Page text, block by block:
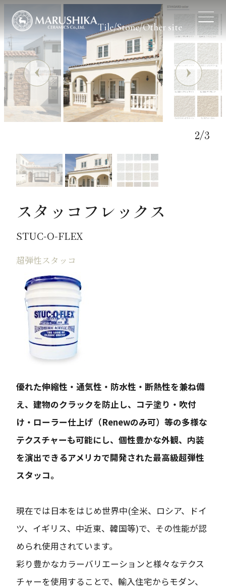
Tile/Stone/Other site
企業サイトはこちら
屋根材サイトはこちら
2/3
スタッコフレックス
STUC-O-FLEX
超弾性スタッコ
優れた伸縮性・通気性・防水性・断熱性を兼ね備
え、建物のクラックを防止し、コテ塗り・吹付
け・ローラー仕上げ（Renewのみ可）等の多様な
テクスチャーも可能にし、個性豊かな外観、内装
を演出できるアメリカで開発された最高級超弾性
スタッコ。
現在では日本をはじめ世界中(全米、ロシア、ドイ
ツ、イギリス、中近東、韓国等)で、その性能が認
められ使用されています。
彩り豊かなカラーバリエーションと様々なテクス
チャーを使用することで、輸入住宅からモダン、